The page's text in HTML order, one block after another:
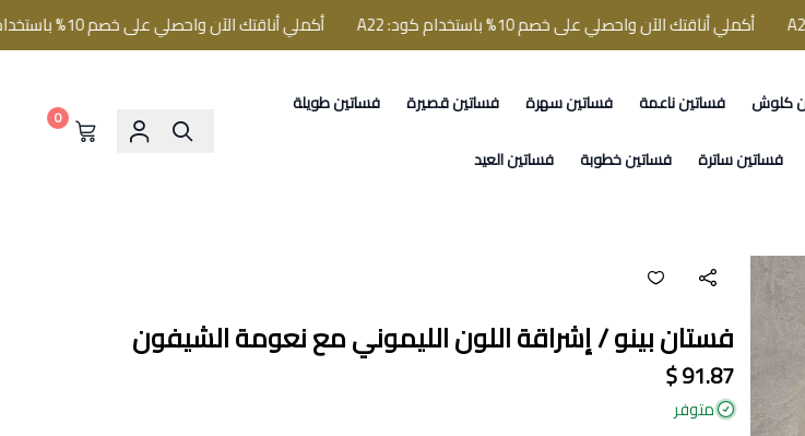
أكملي أناقتك الآن واحصلي على خصم 10% باستخدام كود: A22 أكملي أناقتك الآن واحصلي على خصم 10% باستخدام كود: A22
كلوش فساتين ناعمة فساتين سهرة فساتين قصيرة
فساتين طويلة
فساتين ساترة فساتين خطوبة فساتين العيد
0
فستان بينو / إشراقة اللون الليموني مع نعومة الشيفون
91.87 $
متوفر